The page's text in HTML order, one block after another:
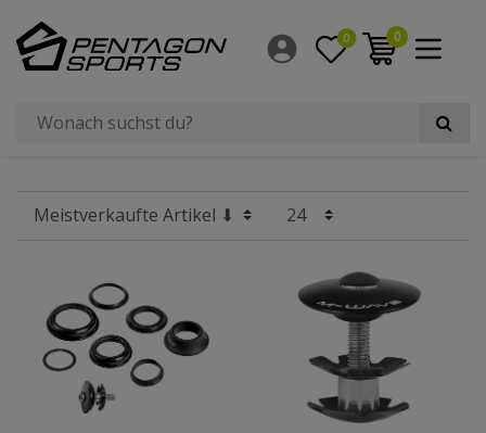
0 0
Filter
×